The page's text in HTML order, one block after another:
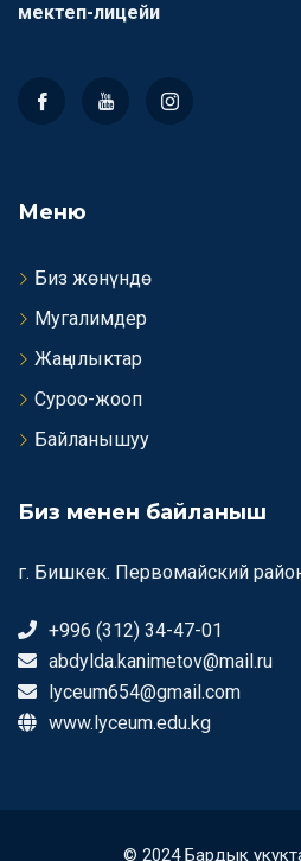
мектеп-лицейи
Меню
Биз жөнүндө
Мугалимдер
Жаңылыктар
Суроо-жооп
Байланышуу
Биз менен байланыш
г. Бишкек. Первомайский
+996 (312) 34-47-01
abdylda.kanimetov@mail.ru
lyceum654@gmail.com
www.lyceum.edu.kg
© 2024 Бардык